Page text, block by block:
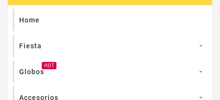
Home
Fiesta 
Globos
HOT

Accesorios 